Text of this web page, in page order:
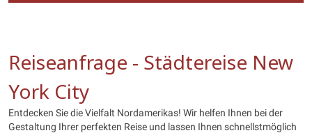
Reiseanfrage - Städtereise New
York City
Entdecken Sie die Vielfalt Nordamerikas! Wir helfen Ihnen bei der
Gestaltung Ihrer perfekten Reise und lassen Ihnen schnellstmöglich